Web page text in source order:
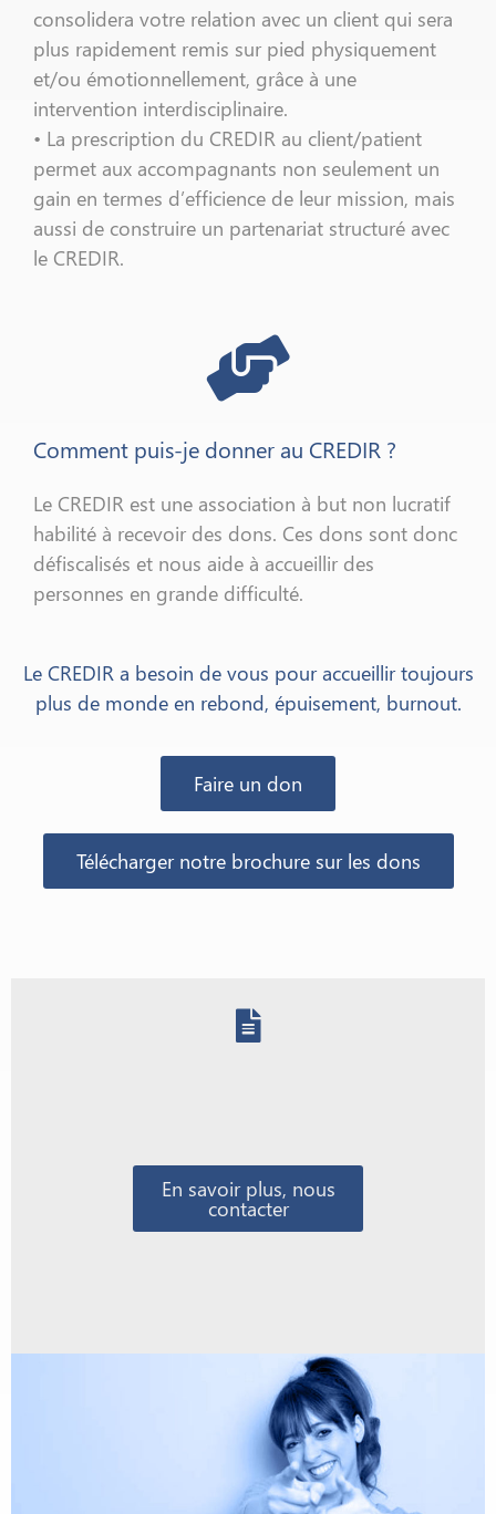
consolidera votre relation avec un client qui sera
plus rapidement remis sur pied physiquement
et/ou émotionnellement, grâce à une
intervention interdisciplinaire.
• La prescription du CREDIR au client/patient
permet aux accompagnants non seulement un
gain en termes d’efficience de leur mission, mais
aussi de construire un partenariat structuré avec
le CREDIR.
Comment puis-je donner au CREDIR ?
Le CREDIR est une association à but non lucratif
habilité à recevoir des dons. Ces dons sont donc
défiscalisés et nous aide à accueillir des
personnes en grande difficulté.
Le CREDIR a besoin de vous pour accueillir toujours
plus de monde en rebond, épuisement, burnout.
Faire un don
Télécharger notre brochure sur les dons
En savoir plus, nous
contacter